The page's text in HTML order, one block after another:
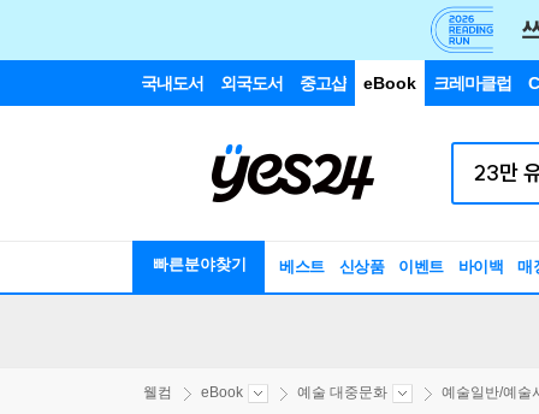
국내도서 외국도서 중고샵 eBook 크레마클럽
빠른분야찾기 베스트 신상품 이벤트 바이백 매
웰컴 eBook 예술 대중문화 예술일반/예술